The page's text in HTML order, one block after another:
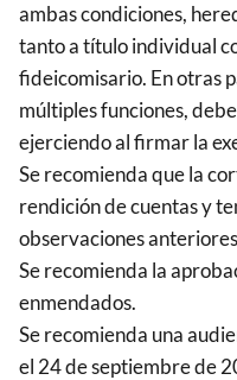
ambas condiciones,
tanto a título individual
fideicomisario. En otras
múltiples funciones,
ejerciendo al firmar la
Se recomienda que la
rendición de cuentas y
observaciones
Se recomienda la
enmendados.
Se recomienda una
el 24 de septiembre de